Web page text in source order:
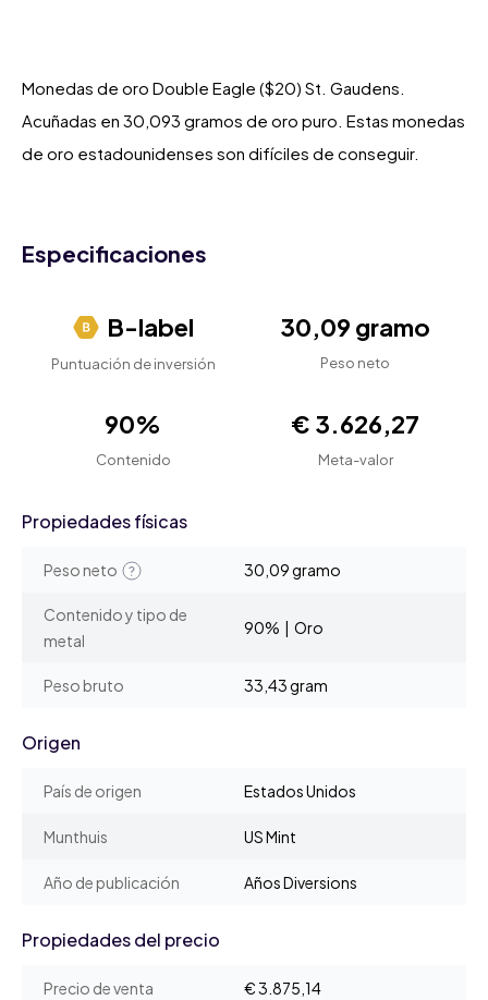
Monedas de oro Double Eagle ($20) St. Gaudens.
Acuñadas en 30,093 gramos de oro puro. Estas monedas
de oro estadounidenses son difíciles de conseguir.
Especificaciones
B-label
Puntuación de inversión
30,09 gramo
Peso neto
90%
Contenido
€ 3.626,27
Meta-valor
Propiedades físicas
Peso neto 30,09 gramo
Contenido y tipo de
metal
90% | Oro
Peso bruto 33,43 gram
Origen
País de origen Estados Unidos
Munthuis US Mint
Año de publicación Años Diversions
Propiedades del precio
Precio de venta € 3.875,14